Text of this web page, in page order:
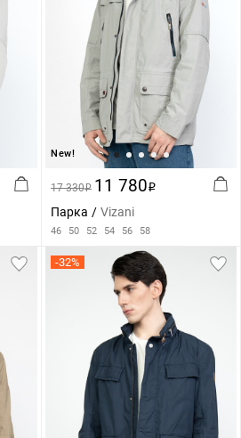
New!
17 330i 11 780i
Парка Vizani
46 50 52 54 56 58
-32%